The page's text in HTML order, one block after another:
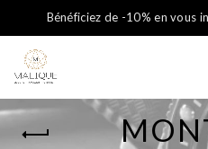
Bénéficiez de -10% en vous